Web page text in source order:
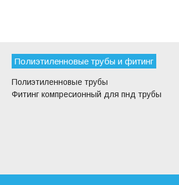
Полиэтиленновые трубы и фитинг
Полиэтиленновые трубы
Фитинг компресионный для пнд трубы